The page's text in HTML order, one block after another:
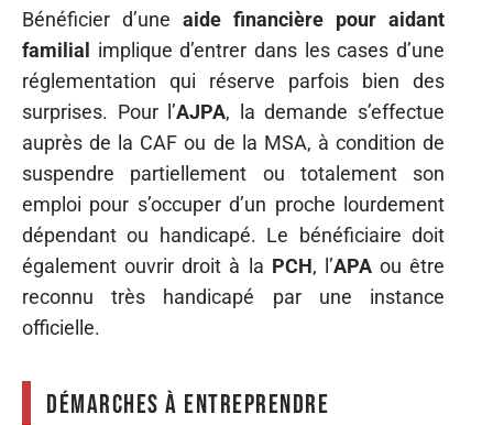
Bénéficier d’une aide financière pour aidant
familial implique d’entrer dans les cases d’une
réglementation qui réserve parfois bien des
surprises. Pour l’AJPA, la demande s’effectue
auprès de la CAF ou de la MSA, à condition de
suspendre partiellement ou totalement son
emploi pour s’occuper d’un proche lourdement
dépendant ou handicapé. Le bénéficiaire doit
également ouvrir droit à la PCH, l’APAou être
reconnu très handicapé par une instance
officielle.
Démarches à entreprendre